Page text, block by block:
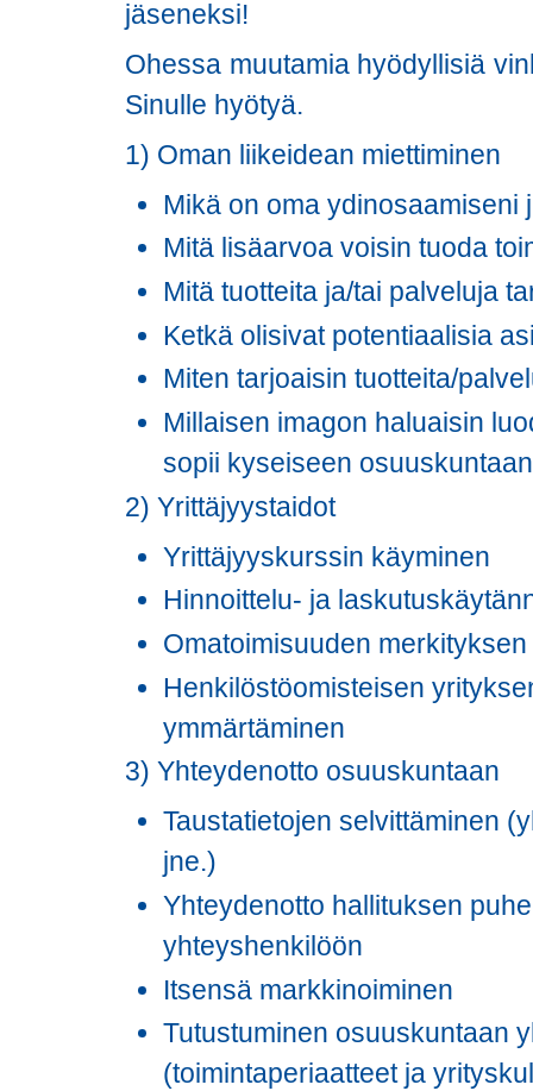
jäseneksi!
Ohessa muutamia hyödyllisiä
Sinulle hyötyä.
1) Oman liikeidean miettiminen
Mikä on oma ydinosaamiseni
Mitä lisäarvoa voisin tuoda
Mitä tuotteita ja/tai palveluja
Ketkä olisivat potentiaalisia
Miten tarjoaisin tuotteita/
Millaisen imagon haluaisin
sopii kyseiseen
2) Yrittäjyystaidot
Yrittäjyyskurssin käyminen
Hinnoittelu- ja
Omatoimisuuden
Henkilöstöomisteisen
ymmärtäminen
3) Yhteydenotto osuuskuntaan
Taustatietojen selvittäminen
jne.)
Yhteydenotto hallituksen
yhteyshenkilöön
Itsensä markkinoiminen
Tutustuminen osuuskuntaan
(toimintaperiaatteet ja